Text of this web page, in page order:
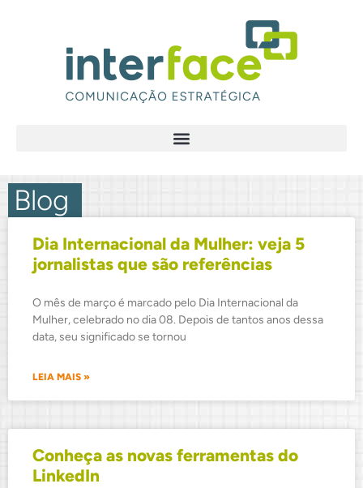
Blog
Blog
Dia Internacional da Mulher: veja 5
jornalistas que são referências
O mês de março é marcado pelo Dia Internacional da
Mulher, celebrado no dia 08. Depois de tantos anos dessa
data, seu significado se tornou
LEIA MAIS »
Conheça as novas ferramentas do
LinkedIn